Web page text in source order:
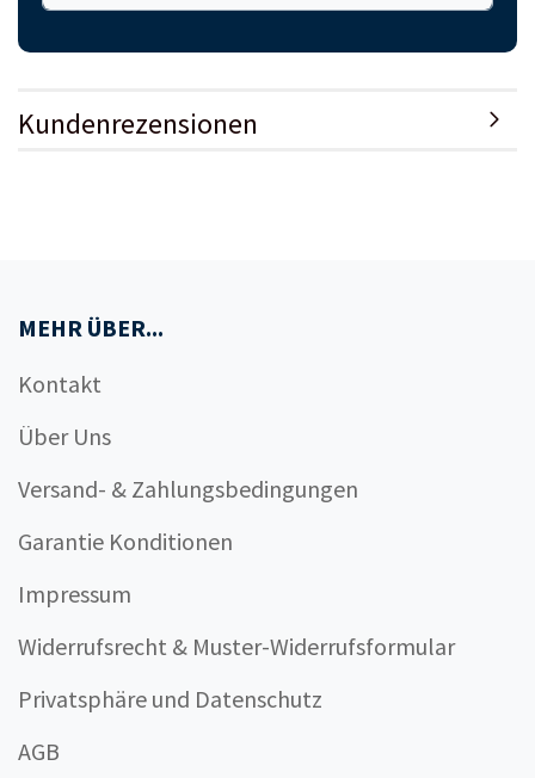
Kundenrezensionen
MEHR ÜBER...
Kontakt
Über Uns
Versand- & Zahlungsbedingungen
Garantie Konditionen
Impressum
Widerrufsrecht & Muster-Widerrufsformular
Privatsphäre und Datenschutz
AGB